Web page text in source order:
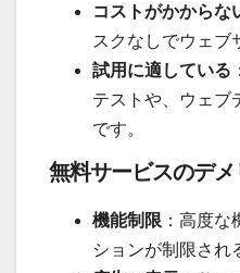
コストがかからな
スクなしでウェブ
試用に適している
テストや、ウェブ
です。
無料サービスのデメ
機能制限 ：高度
ションが制限され